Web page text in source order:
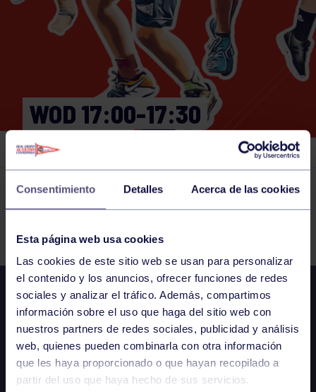
Consentimiento Detalles Acerca de las cookies
Esta página web usa cookies
Las cookies de este sitio web se usan para personalizar
el contenido y los anuncios, ofrecer funciones de redes
sociales y analizar el tráfico. Además, compartimos
información sobre el uso que haga del sitio web con
nuestros partners de redes sociales, publicidad y análisis
web, quienes pueden combinarla con otra información
que les haya proporcionado o que hayan recopilado a
partir del uso que haya hecho de sus servicios.
WOD 17:00-17:30
GIMNASIO